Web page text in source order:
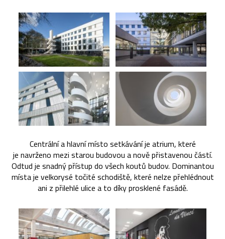
Centrální a hlavní místo setkávání je atrium, které
je navrženo mezi starou budovou a nově přistavenou částí.
Odtud je snadný přístup do všech koutů budov. Dominantou
místa je velkorysé točité schodiště, které nelze přehlédnout
ani z přilehlé ulice a to díky prosklené fasádě.